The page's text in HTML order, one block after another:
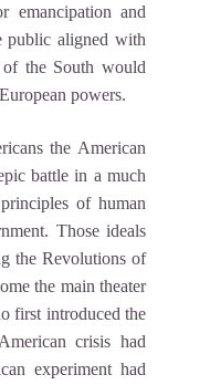
and
public aligned with
the South would
powers.
the American
battle in a much
of human
Those ideals
the Revolutions of
the main theater
first introduced the
crisis had
experiment had